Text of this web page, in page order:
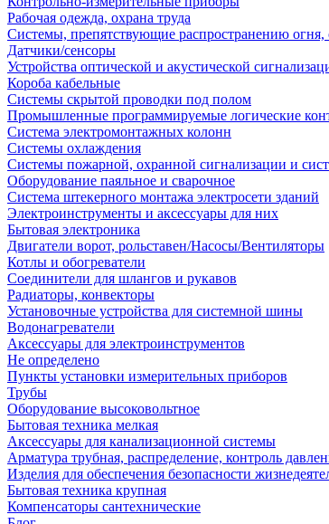
Рабочая одежда, охрана труда
Системы, препятствующие распространению огня,
Датчики/сенсоры
Устройства оптической и акустической
Короба кабельные
Системы скрытой проводки под полом
Промышленные программируемые логические
Система электромонтажных колонн
Системы охлаждения
Системы пожарной, охранной сигнализации и
Оборудование паяльное и сварочное
Система штекерного монтажа электросети зданий
Электроинструменты и аксессуары для них
Бытовая электроника
Двигатели ворот, рольставен/Насосы/Вентиляторы
Котлы и обогреватели
Соединители для шлангов и рукавов
Радиаторы, конвекторы
Установочные устройства для системной шины
Водонагреватели
Аксессуары для электроинструментов
Не определено
Пункты установки измерительных приборов
Трубы
Оборудование высоковольтное
Бытовая техника мелкая
Аксессуары для канализационной системы
Арматура трубная, распределение, контроль
Изделия для обеспечения безопасности
Бытовая техника крупная
Компенсаторы сантехнические